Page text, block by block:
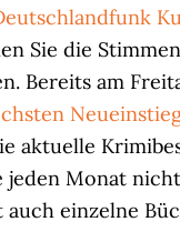
Sie die
Bereits am
aktuelle
jeden Monat
einzelne